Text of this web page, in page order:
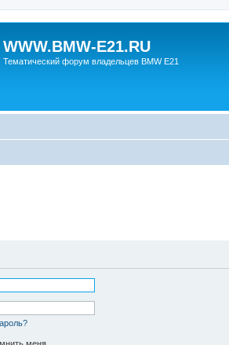
WWW.BMW-E21.RU
Тематический форум владельцев BMW E21